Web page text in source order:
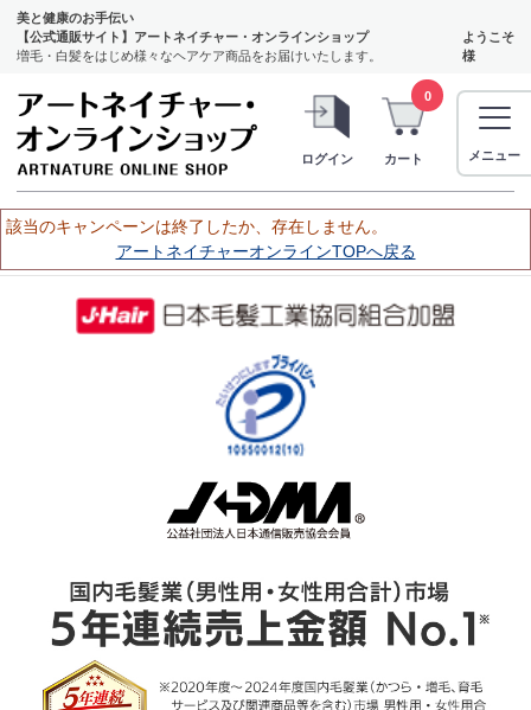
美と健康のお手伝い
【公式通販サイト】アートネイチャー・オンラインショップ
増毛・白髪をはじめ様々なヘアケア商品をお届けいたします。
ようこそ
様
ログイン
0
カート メニュー
該当のキャンペーンは終了したか、存在しません。
アートネイチャーオンラインTOPへ戻る